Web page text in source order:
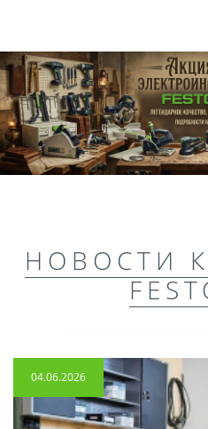
НОВОСТИ
04.06.2026